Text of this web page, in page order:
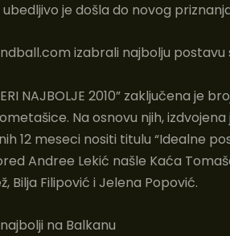
je došla do novog
izabrali najbolju
NAJBOLJE 2010” zaključena je
Na osnovu njih,
12 meseci nositi titulu “Idealne
Andree Lekić našle Kaća
Bilja Filipović i Jelena Popović.
na Balkanu